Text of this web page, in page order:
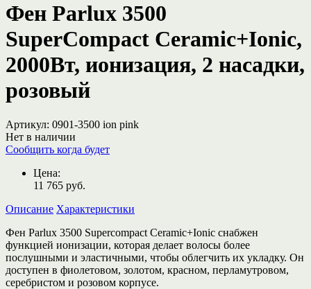
Фен Parlux 3500
SuperCompact Ceramic+Ionic,
2000Вт, ионизация, 2 насадки,
розовый
Артикул: 0901-3500 ion pink
Нет в наличии
Сообщить когда будет
Цена:
11 765 руб.
Описание Характеристики
Фен Parlux 3500 Supercompact Ceramic+Ionic снабжен
функцией ионизации, которая делает волосы более
послушными и эластичными, чтобы облегчить их укладку. Он
доступен в фиолетовом, золотом, красном, перламутровом,
серебристом и розовом корпусе.